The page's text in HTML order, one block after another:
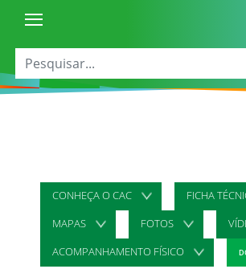
CONHEÇA O CAC
FICHA
MAPAS
FOTOS
ACOMPANHAMENTO FÍSICO